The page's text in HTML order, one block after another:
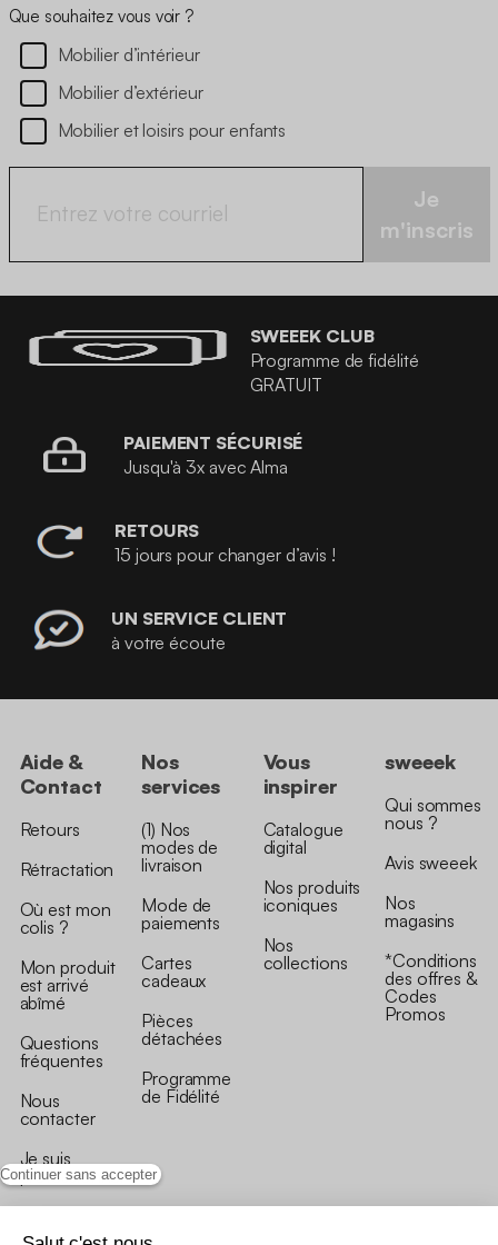
Continuer sans accepter
Que souhaitez vous voir ?
Mobilier d’intérieur
Mobilier d’extérieur
Mobilier et loisirs pour enfants
Je
m'inscris
SWEEEK CLUB
Programme de fidélité
GRATUIT
PAIEMENT SÉCURISÉ
Jusqu'à 3x avec Alma
RETOURS
15 jours pour changer d’avis !
UN SERVICE CLIENT
à votre écoute
Aide &
Contact
Retours
Rétractation
Où est mon
colis ?
Mon produit
est arrivé
abîmé
Questions
fréquentes
Nous
contacter
Je suis
professionnel
Nos
services
(1) Nos
modes de
livraison
Mode de
paiements
Cartes
cadeaux
Pièces
détachées
Programme
de Fidélité
Vous
inspirer
Catalogue
digital
Nos produits
iconiques
Nos
collections
sweeek
Qui sommes
nous ?
Avis sweeek
Nos
magasins
*Conditions
des offres &
Codes
Promos